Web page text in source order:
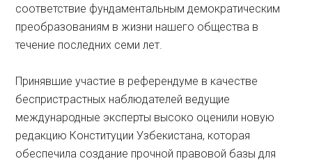
соответствие фундаментальным демократическим
преобразованиям в жизни нашего общества в
течение последних семи лет.
Принявшие участие в референдуме в качестве
беспристрастных наблюдателей ведущие
международные эксперты высоко оценили новую
редакцию Конституции Узбекистана, которая
обеспечила создание прочной правовой базы для